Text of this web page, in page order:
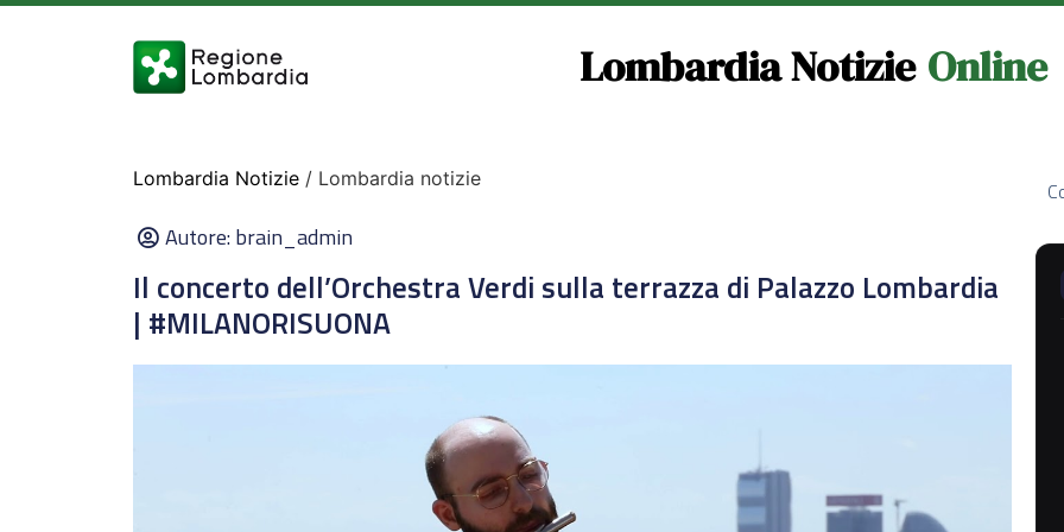
Lombardia Notizie Online
Lombardia Notizie / Lombardia notizie
Autore:brain_admin
Il concerto dell’Orchestra Verdi sulla terrazza di Palazzo Lombardia
| #MILANORISUONA